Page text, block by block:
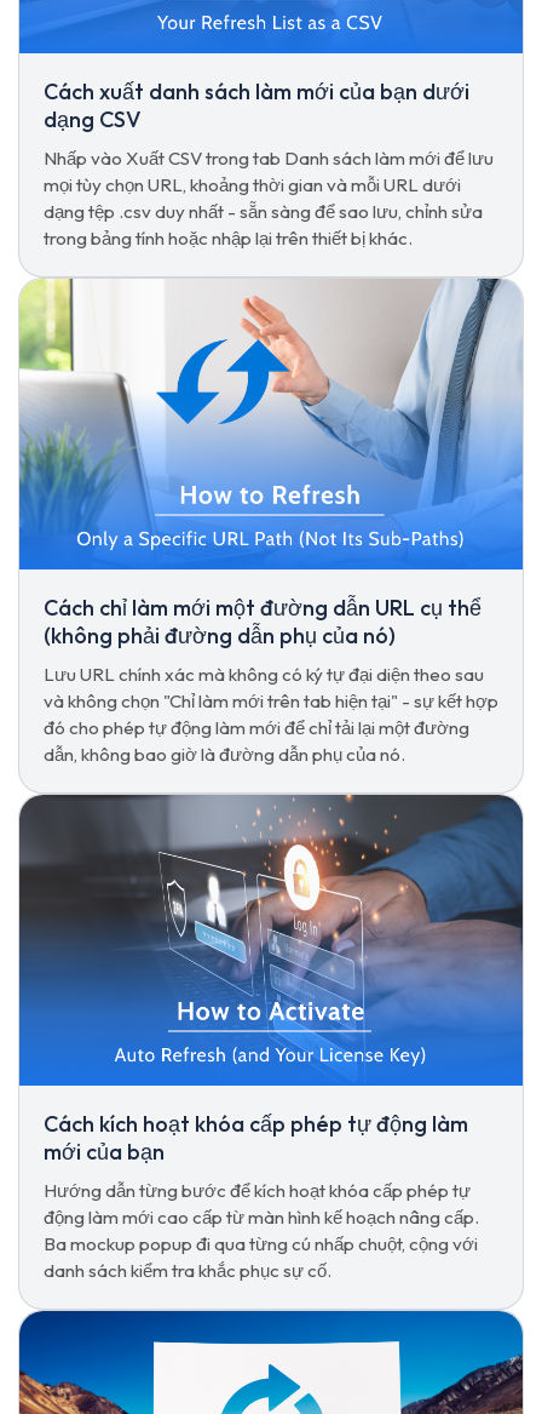
Cách xuất danh sách làm mới của bạn dưới
dạng CSV
Nhấp vào Xuất CSV trong tab Danh sách làm mới để lưu
mọi tùy chọn URL, khoảng thời gian và mỗi URL dưới
dạng tệp .csv duy nhất - sẵn sàng để sao lưu, chỉnh sửa
trong bảng tính hoặc nhập lại trên thiết bị khác.
Cách chỉ làm mới một đường dẫn URL cụ thể
(không phải đường dẫn phụ của nó)
Lưu URL chính xác mà không có ký tự đại diện theo sau
và không chọn "Chỉ làm mới trên tab hiện tại" - sự kết hợp
đó cho phép tự động làm mới để chỉ tải lại một đường
dẫn, không bao giờ là đường dẫn phụ của nó.
Cách kích hoạt khóa cấp phép tự động làm
mới của bạn
Hướng dẫn từng bước để kích hoạt khóa cấp phép tự
động làm mới cao cấp từ màn hình kế hoạch nâng cấp.
Ba mockup popup đi qua từng cú nhấp chuột, cộng với
danh sách kiểm tra khắc phục sự cố.